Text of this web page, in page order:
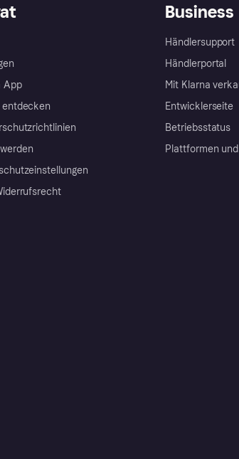
App
entdecken
Business
Händlersupport
Händlerportal
Mit Klarna
Entwicklerseite
Betriebsstatus
Plattformen